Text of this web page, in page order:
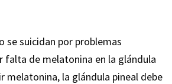
se suicidan por problemas
falta de melatonina en la glándula
melatonina, la glándula pineal debe